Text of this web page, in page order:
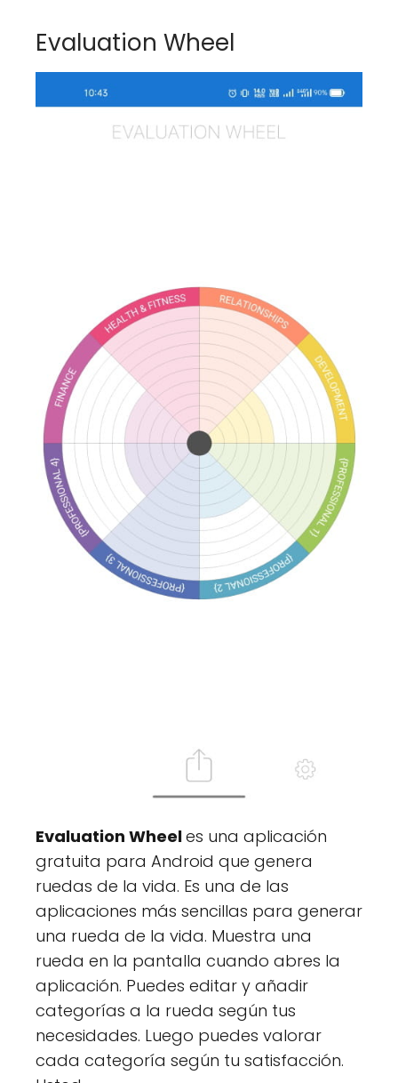
Evaluation Wheel
Evaluation Wheeles una aplicación
gratuita para Android que genera
ruedas de la vida. Es una de las
aplicaciones más sencillas para generar
una rueda de la vida. Muestra una
rueda en la pantalla cuando abres la
aplicación. Puedes editar y añadir
categorías a la rueda según tus
necesidades. Luego puedes valorar
cada categoría según tu satisfacción.